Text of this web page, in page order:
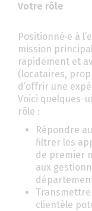
Votre rôle
Positionné·e à
mission
rapidement et
(locataires,
d’offrir une
Voici quelques-
rôle :
Répondre
filtrer les
de premier
aux
clientèle